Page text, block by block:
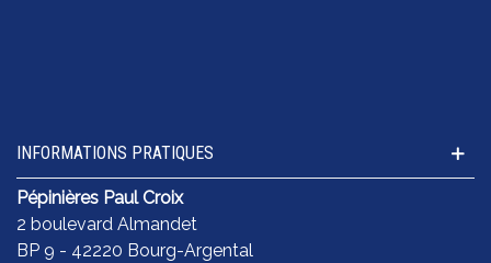
INFORMATIONS PRATIQUES
Pépinières Paul Croix
2 boulevard Almandet
BP 9 - 42220 Bourg-Argental